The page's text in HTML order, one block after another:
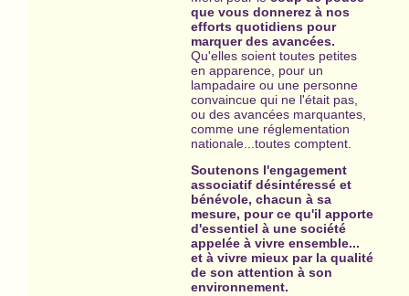
que vous donnerez à nos
efforts quotidiens pour
marquer des avancées.
Qu'elles soient toutes petites
en apparence, pour un
lampadaire ou une personne
convaincue qui ne l'était pas,
ou des avancées marquantes,
comme une réglementation
nationale...toutes comptent.
Soutenons l'engagement
associatif désintéressé et
bénévole, chacun à sa
mesure, pour ce qu'il apporte
d'essentiel à une société
appelée à vivre ensemble...
et à vivre mieux par la qualité
de son attention à son
environnement.